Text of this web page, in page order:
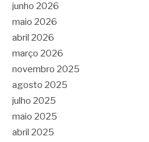
junho 2026
maio 2026
abril 2026
março 2026
novembro 2025
agosto 2025
julho 2025
maio 2025
abril 2025